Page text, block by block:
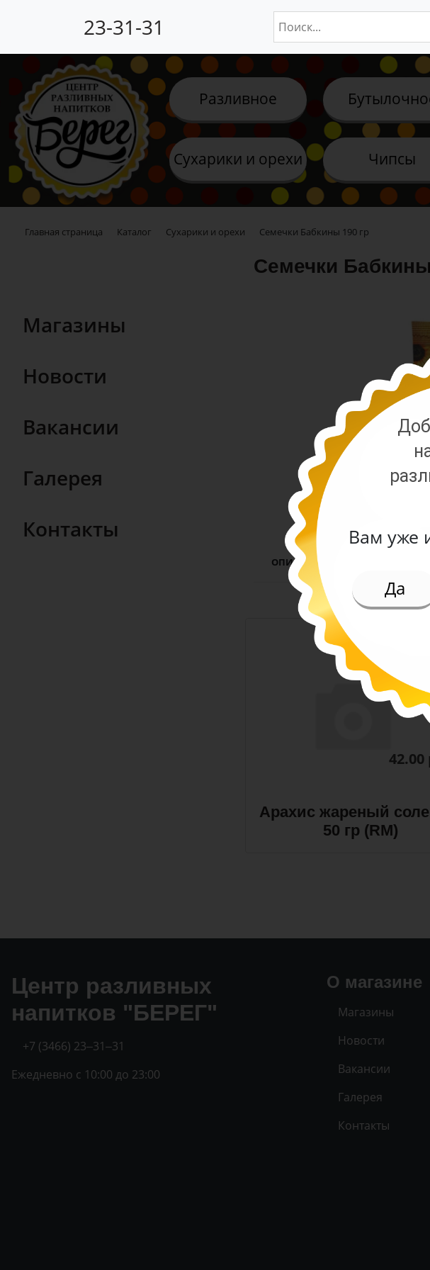
23-31-31
Разливное
Сухарики и орехи Чипсы
Главная страница Каталог Сухарики и орехи Семечки Бабкины 190 гр
Магазины
Новости
Вакансии
Галерея
Контакты
Семечки
ОПИСАНИЕ
42.00
Арахис жареный
50 гр (RM)
О магазине
Магазины
Новости
Вакансии
Галерея
Контакты
Центр разливных
напитков "БЕРЕГ"
+7 (3466) 23‒31‒31
Ежедневно с 10:00 до 23:00
Вам уже
Да